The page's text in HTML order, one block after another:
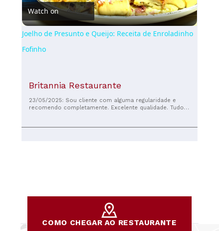
Video
Watch on
Joelho de Presunto e Queijo: Receita de Enroladinho
Fofinho
Britannia Restaurante
23/05/2025: Sou cliente com alguma regularidade e
recomendo completamente. Excelente qualidade. Tudo é
COMO CHEGAR AO RESTAURANTE